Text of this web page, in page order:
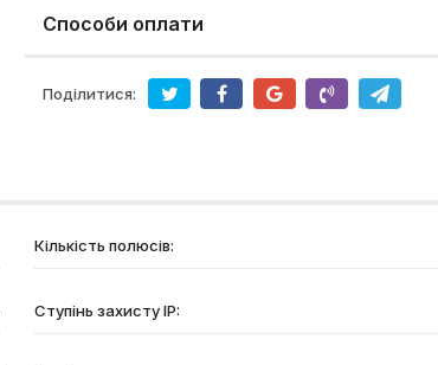
Способи оплати
Поділитися:
Кількість полюсів:
Ступінь захисту IP: